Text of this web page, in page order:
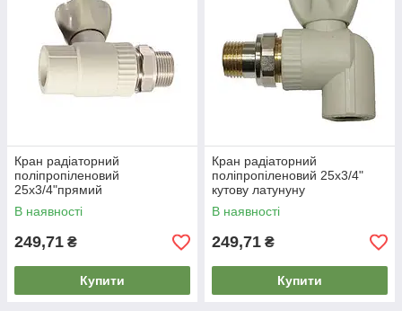
Кран радіаторний
поліпропіленовий
25х3/4"прямий
В наявності
249,71 ₴
Купити
Кран радіаторний
поліпропіленовий 25х3/4"
кутову латунуну
В наявності
249,71 ₴
Купити